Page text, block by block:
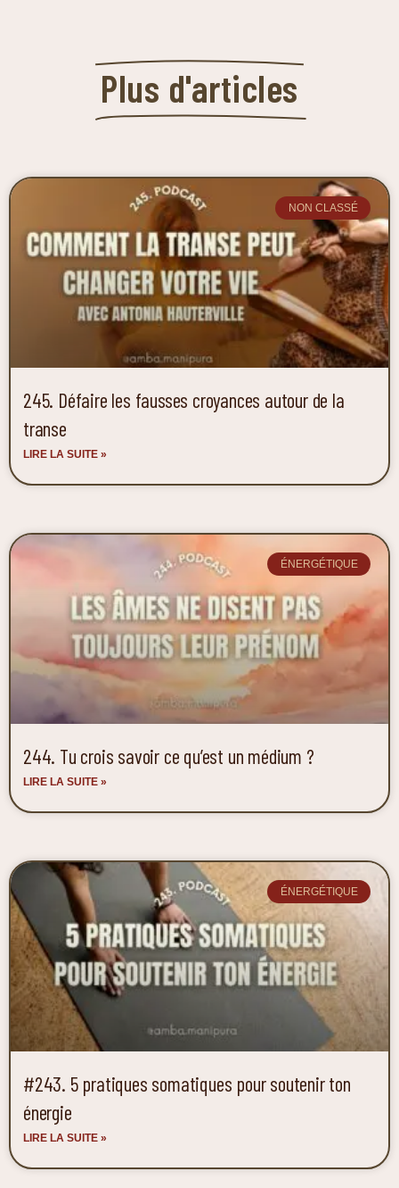
Plus d'articles
NON CLASSÉ
245. Défaire les fausses croyances autour de la
transe
LIRE LA SUITE »
ÉNERGÉTIQUE
244. Tu crois savoir ce qu’est un médium ?
LIRE LA SUITE »
ÉNERGÉTIQUE
#243. 5 pratiques somatiques pour soutenir ton
énergie
LIRE LA SUITE »